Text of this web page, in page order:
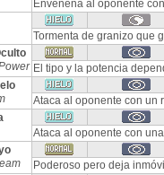
Envenena al oponente
Tormenta de granizo que
El tipo y la potencia
Ataca al oponente con un
Ataca al oponente con
Poderoso pero deja